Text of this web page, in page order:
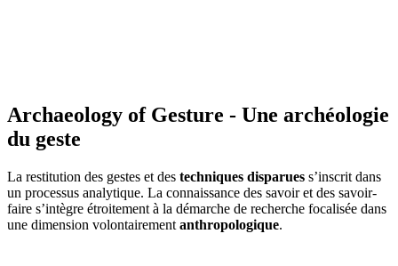
Archaeology of Gesture - Une archéologie
du geste
La restitution des gestes et des techniques disparues s’inscrit dans
un processus analytique. La connaissance des savoir et des savoir-
faire s’intègre étroitement à la démarche de recherche focalisée dans
une dimension volontairement anthropologique.